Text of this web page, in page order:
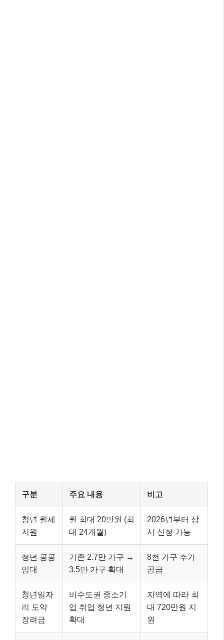
구분 주요 내용 비고
청년 월세
지원
월 최대 20만원 (최
대 24개월)
2026년부터 상
시 신청 가능
청년 공공
임대
기존 2.7만 가구 →
3.5만 가구 확대
8천 가구 추가
공급
청년일자
리 도약
장려금
비수도권 중소기
업 취업 청년 지원
확대
지역에 따라 최
대 720만원 지
원